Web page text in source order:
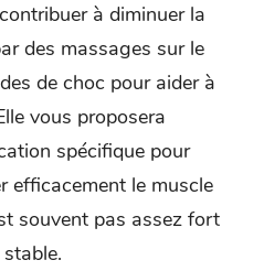
à diminuer la
des massages sur le
de choc pour aider à
vous proposera
spécifique pour
efficacement le muscle
souvent pas assez fort